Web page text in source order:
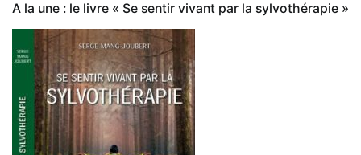
A la une : le livre « Se sentir vivant par la sylvothérapie »